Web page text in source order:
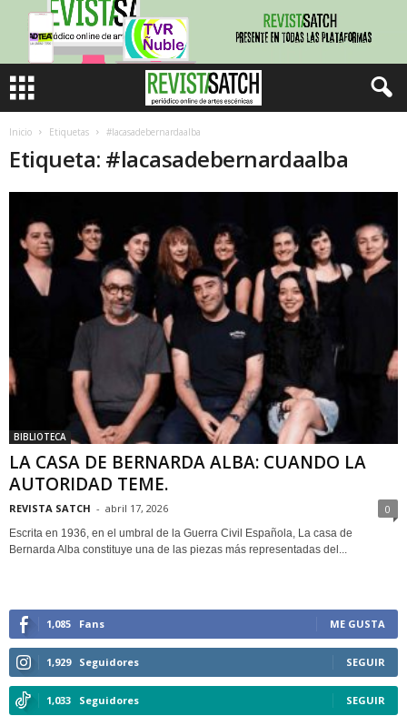
Inicio Etiquetas #lacasadebernardaalba
Etiqueta: #lacasadebernardaalba
BIBLIOTECA
LA CASA DE BERNARDA ALBA: CUANDO LA
AUTORIDAD TEME.
REVISTA SATCH - abril 17, 2026 0
Escrita en 1936, en el umbral de la Guerra Civil Española, La casa de
Bernarda Alba constituye una de las piezas más representadas del...
1,085 Fans ME GUSTA
1,929 Seguidores SEGUIR
1,033 Seguidores SEGUIR